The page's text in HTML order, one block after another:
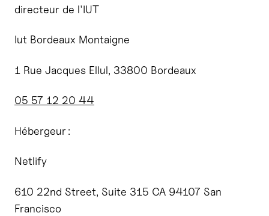
directeur de l'IUT
Iut Bordeaux Montaigne
1 Rue Jacques Ellul, 33800 Bordeaux
05 57 12 20 44
Hébergeur :
Netlify
610 22nd Street, Suite 315 CA 94107 San
Francisco